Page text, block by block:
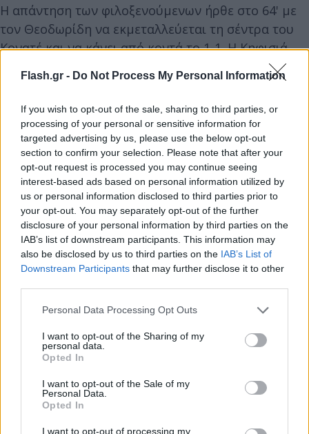
Flash.gr - Do Not Process My Personal Information
If you wish to opt-out of the sale, sharing to third parties, or
processing of your personal or sensitive information for
targeted advertising by us, please use the below opt-out
section to confirm your selection. Please note that after your
opt-out request is processed you may continue seeing
interest-based ads based on personal information utilized by
us or personal information disclosed to third parties prior to
your opt-out. You may separately opt-out of the further
disclosure of your personal information by third parties on the
IAB’s list of downstream participants. This information may
also be disclosed by us to third parties on the IAB’s List of
Downstream Participants that may further disclose it to other
Please note that this website/app uses one or more Google
not limited to your visit or usage behaviour. You may click to
grant or deny consent to Google and its third-party tags to
use your data for below specified purposes in below Google
consent section.
Personal Data Processing Opt Outs
I want to opt-out of the Sharing of my
personal data.
Opted In
I want to opt-out of the Sale of my
Personal Data.
Opted In
I want to opt-out of processing my
Η απάντηση των φιλοξενούμενων ήρθε στο 64' με
τον Θεοδωρίδη να εκμεταλλεύεται τη σέντρα του
Κονατέ και να κάνει από κοντά το 1-1. Η Κηφισιά
ολοκλήρωσε την ανατροπή με σουτ του Μπένι στο
85' έπειτα απο ασίστ του Θεοδωρίδη, που μπήκε
στο ματς στο ημίχρονο και άλλαξε το ματς.